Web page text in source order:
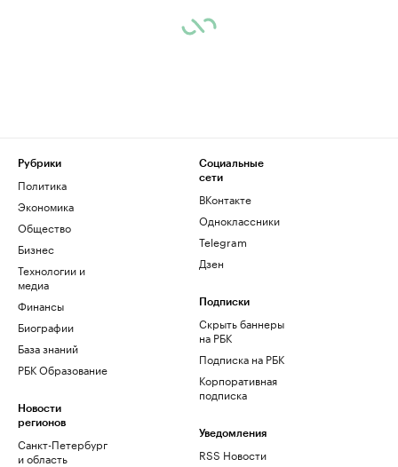
Рубрики
Политика
Экономика
Общество
Бизнес
Технологии и
медиа
Финансы
Биографии
База знаний
РБК Образование
Новости
регионов
Санкт-Петербург
и область
Социальные
сети
ВКонтакте
Одноклассники
Telegram
Дзен
Подписки
Скрыть баннеры
на РБК
Подписка на РБК
Корпоративная
подписка
Уведомления
RSS Новости